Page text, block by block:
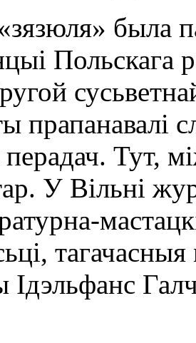
была
Польскага
прапанавалі
Тут,
У Вільні
Ідэльфанс